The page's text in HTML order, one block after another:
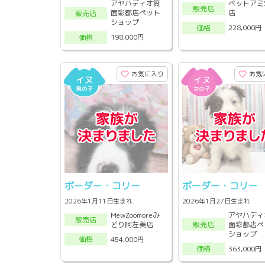
販売店
アヤハディオ箕
面彩都店ペット
ショップ
価格
198,000円
販売店
ペットア
店
価格
228,000円
お気に入り
ボーダー・コリー
2026年1月11日生まれ
販売店
MewZoomoreみ
どり阿左美店
価格
454,000円
お気
ボーダー・コリー
2026年1月27日生まれ
販売店
アヤハデ
面彩都店
ショップ
価格
363,000円